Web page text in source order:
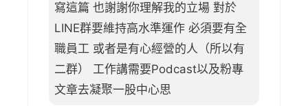
寫這篇 也謝謝你理解我的立場 對於
LINE群要維持高水準運作 必須要有全
職員工 或者是有心經營的人（所以有
二群） 工作講需要Podcast以及粉專
文章去凝聚一股中心思